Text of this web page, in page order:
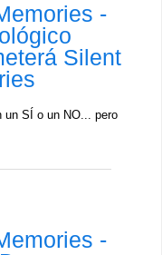
-
Silent
un SÍ o un NO... pero
-